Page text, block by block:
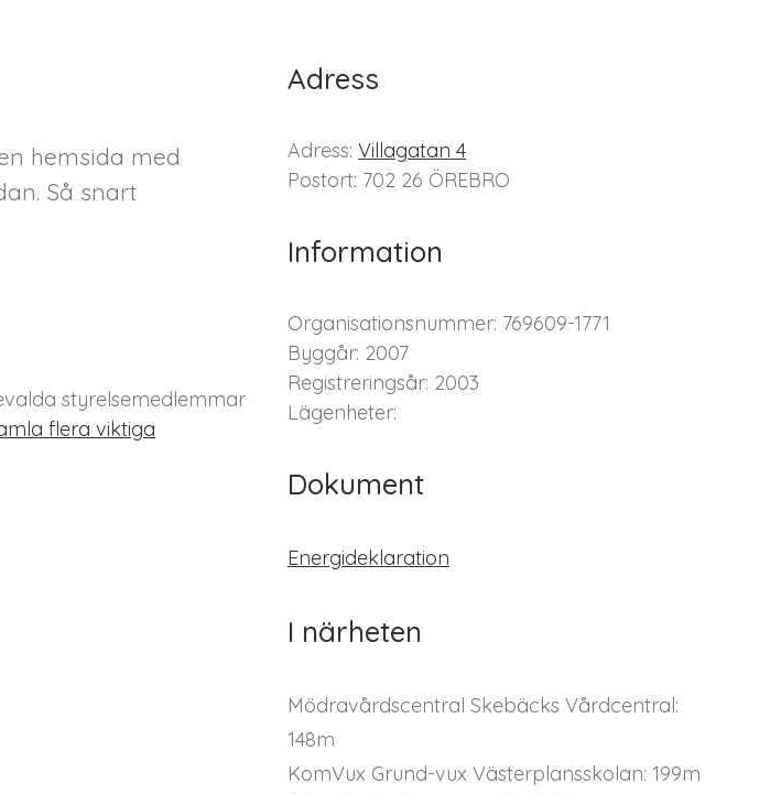
hemsida med
Så snart
styrelsemedlemmar
flera viktiga
Adress
Adress: Villagatan 4
Postort: 702 26 ÖREBRO
Information
Organisationsnummer: 769609-1771
Byggår: 2007
Registreringsår: 2003
Lägenheter:
Dokument
Energideklaration
I närheten
Mödravårdscentral Skebäcks Vårdcentral:
148m
KomVux Grund-vux Västerplansskolan: 199m